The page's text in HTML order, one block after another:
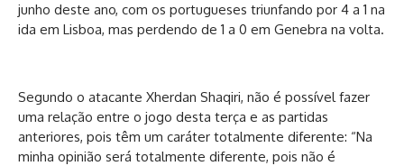
junho deste ano, com os portugueses triunfando por 4 a 1 na
ida em Lisboa, mas perdendo de 1 a 0 em Genebra na volta.
Segundo o atacante Xherdan Shaqiri, não é possível fazer
uma relação entre o jogo desta terça e as partidas
anteriores, pois têm um caráter totalmente diferente: “Na
minha opinião será totalmente diferente, pois não é